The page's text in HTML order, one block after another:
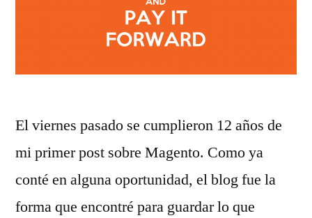
El viernes pasado se cumplieron 12 años de
mi primer post sobre Magento. Como ya
conté en alguna oportunidad, el blog fue la
forma que encontré para guardar lo que